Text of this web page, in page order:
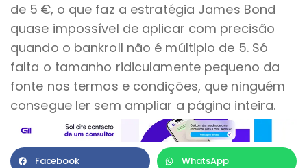
de 5 €, o que faz a estratégia James Bond
quase impossível de aplicar com precisão
quando o bankroll não é múltiplo de 5. Só
falta o tamanho ridiculamente pequeno da
fonte nos termos e condições, que ninguém
consegue ler sem ampliar a página inteira.
Facebook WhatsApp